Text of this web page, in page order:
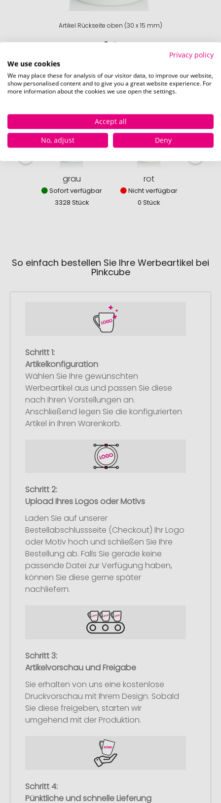
Artikel Rückseite oben (30 x 15 mm)
Verfügbare Farben
grau
Sofort verfügbar
3328 Stück
rot
Nicht verfügbar
0 Stück
So einfach bestellen Sie Ihre Werbeartikel bei
Pinkcube
Schritt 1:
Artikelkonfiguration
Wählen Sie Ihre gewünschten
Werbeartikel aus und passen Sie diese
nach Ihren Vorstellungen an.
Anschließend legen Sie die konfigurierten
Artikel in Ihren Warenkorb.
Schritt 2:
Upload Ihres Logos oder Motivs
Laden Sie auf unserer
Bestellabschlussseite (Checkout) Ihr Logo
oder Motiv hoch und schließen Sie Ihre
Bestellung ab. Falls Sie gerade keine
passende Datei zur Verfügung haben,
können Sie diese gerne später
nachliefern.
Schritt 3:
Artikelvorschau und Freigabe
Sie erhalten von uns eine kostenlose
Druckvorschau mit Ihrem Design. Sobald
Sie diese freigeben, starten wir
umgehend mit der Produktion.
Schritt 4:
Pünktliche und schnelle Lieferung
Privacy policy
We use cookies
We may place these for analysis of our visitor data, to improve our website,
show personalised content and to give you a great website experience. For
more information about the cookies we use open the settings.
Accept all
No, adjust
Deny